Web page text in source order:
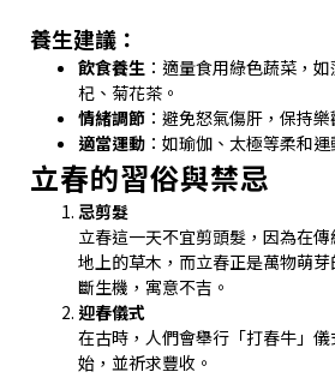
養生建議：
飲食養生 ：適量食用綠色蔬菜，
杞、菊花茶。
情緒調節 ：避免怒氣傷肝，保持樂
適當運動 ：如瑜伽、太極等柔和
立春的習俗與禁忌
忌剪髮
立春這一天不宜剪頭髮，因為在
地上的草木，而立春正是萬物萌
斷生機，寓意不吉。
迎春儀式
在古時，人們會舉行「打春牛」
始，並祈求豐收。